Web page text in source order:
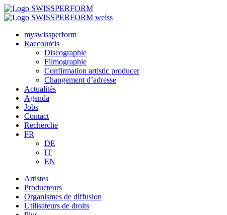
myswissperform
Raccourcis
Discographie
Filmographie
Confirmation artistic producer
Changement d’adresse
Actualités
Agenda
Jobs
Contact
Recherche
FR
DE
IT
EN
Artistes
Producteurs
Organismes de diffusion
Utilisateurs de droits